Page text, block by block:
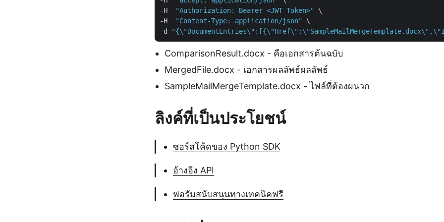
-H
"Authorization: Bearer <JWT Token>"
\
-H
"Content-Type: application/json"
\
-d
ComparisonResult.docx - คือเอกสารต้นฉบับ
MergedFile.docx - เอกสารผลลัพธ์ผลลัพธ์
SampleMailMergeTemplate.docx - ไฟล์ที่ต้องผนวก
ลิงค์ที่เป็นประโยชน์
ซอร์สโค้ดของ Python SDK
อ้างอิง API
ฟอรัมสนับสนุนทางเทคนิคฟรี